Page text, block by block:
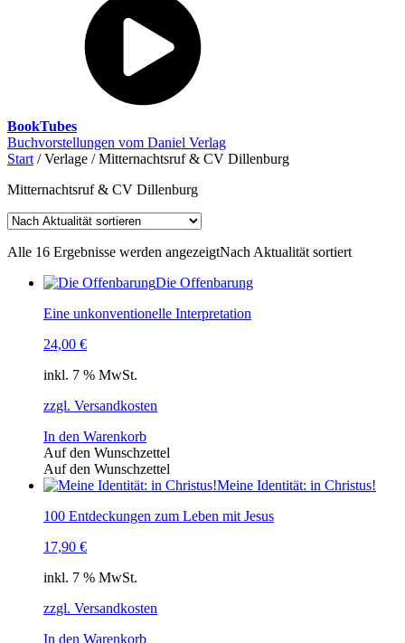
BookTubes
Buchvorstellungen vom Daniel Verlag
Start / Verlage / Mitternachtsruf & CV Dillenburg
Mitternachtsruf & CV Dillenburg
Alle 16 Ergebnisse werden angezeigtNach Aktualität sortiert
Die Offenbarung
Eine unkonventionelle Interpretation
24,00 €
inkl. 7 % MwSt.
zzgl. Versandkosten
In den Warenkorb
Auf den Wunschzettel
Auf den Wunschzettel
Meine Identität: in Christus!
100 Entdeckungen zum Leben mit Jesus
17,90 €
inkl. 7 % MwSt.
zzgl. Versandkosten
In den Warenkorb